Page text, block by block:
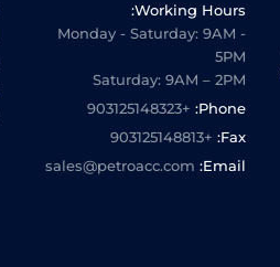
Working Hours:
Monday - Saturday: 9AM -
5PM
Saturday: 9AM – 2PM
Phone:
+903125148323
Fax:
+903125148813
Email:
sales@petroacc.com